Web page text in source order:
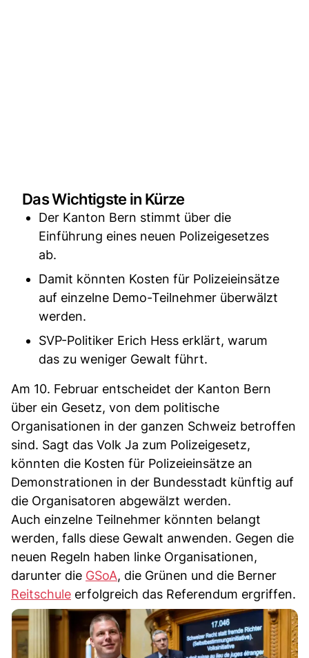
Das Wichtigste in Kürze
Der Kanton Bern stimmt über die
Einführung eines neuen Polizeigesetzes
ab.
Damit könnten Kosten für Polizeieinsätze
auf einzelne Demo-Teilnehmer überwälzt
werden.
SVP-Politiker Erich Hess erklärt, warum
das zu weniger Gewalt führt.
Am 10. Februar entscheidet der Kanton Bern
über ein Gesetz, von dem politische
Organisationen in der ganzen Schweiz betroffen
sind. Sagt das Volk Ja zum Polizeigesetz,
könnten die Kosten für Polizeieinsätze an
Demonstrationen in der Bundesstadt künftig auf
die Organisatoren abgewälzt werden.
Auch einzelne Teilnehmer könnten belangt
werden, falls diese Gewalt anwenden. Gegen die
neuen Regeln haben linke Organisationen,
darunter die GSoA, die Grünen und die Berner
Reitschule erfolgreich das Referendum ergriffen.